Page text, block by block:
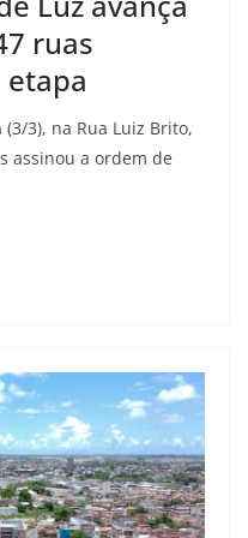
ruas
3), na Rua Luiz Brito,
assinou a ordem de